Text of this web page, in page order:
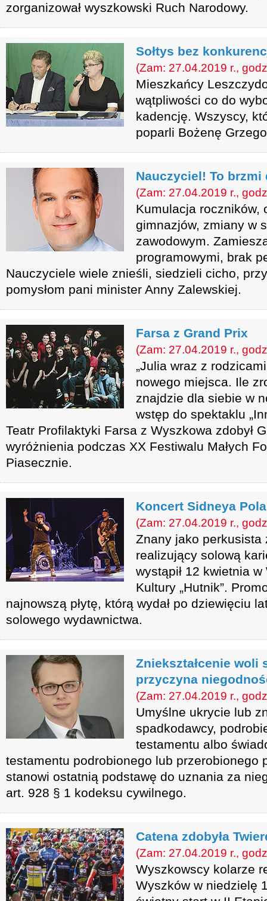
zorganizował wyszkowski Ruch Narodowy.
Sołtys bez
(Zam: 27.04.2019 r.,
Mieszkańcy
wątpliwości co do
kadencję. Wszyscy,
poparli Bożenę
Nauczyciel! To brzmi
(Zam: 27.04.2019 r.,
Kumulacja roczników,
gimnazjów, zmiany w
zawodowym.
programowymi, brak
Nauczyciele wiele znieśli, siedzieli cicho,
pomysłom pani minister Anny Zalewskiej.
Farsa z Grand Prix
(Zam: 27.04.2019 r.,
„Julia wraz z
nowego miejsca. Ile
znajdzie dla siebie w
wstęp do spektaklu
Teatr Profilaktyki Farsa z Wyszkowa zdobył
wyróżnienia podczas XX Festiwalu Małych
Piasecznie.
Koncert Sidneya
(Zam: 27.04.2019 r.,
Znany jako perkusista
realizujący solową
wystąpił 12 kwietnia
Kultury „Hutnik”.
najnowszą płytę, którą wydał po dziewięciu
solowego wydawnictwa.
Zniekształcenie woli
przyczyna
(Zam: 27.04.2019 r.,
Umyślne ukrycie lub
spadkodawcy,
testamentu albo
testamentu podrobionego lub przerobionego
stanowi ostatnią podstawę do uznania za
art. 928 § 1 kodeksu cywilnego.
Catena zdobyła
(Zam: 27.04.2019 r.,
Wyszkowscy kolarze
Wyszków w niedzielę